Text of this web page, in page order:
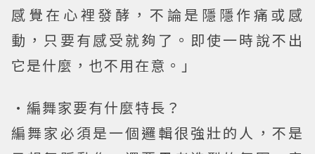
感覺在心裡發酵，不論是隱隱作痛或感
動，只要有感受就夠了。即使一時說不出
它是什麼，也不用在意。」
•編舞家要有什麼特長？
編舞家必須是一個邏輯很強壯的人，不是